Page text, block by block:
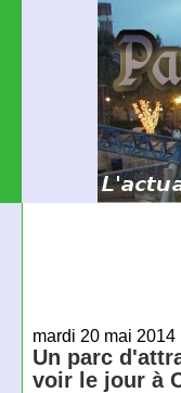
mardi 20 mai 2014
Un parc
voir le jour à